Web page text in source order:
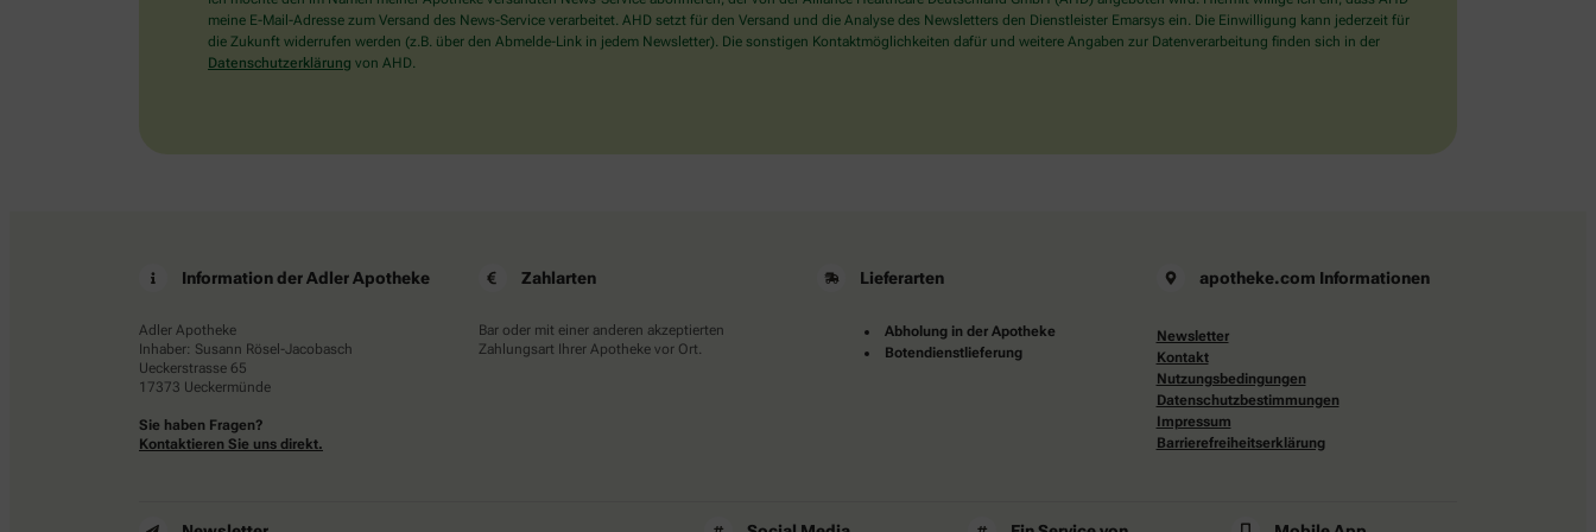
Dann
wählen
meine E-Mail-Adresse zum Versand des News-Service verarbeitet. AHD setzt für den Versand und die Analyse des Newsletters den Dienstleister Emarsys ein. Die Einwilligung kann jederzeit für
die Zukunft widerrufen werden (z.B. über den Abmelde-Link in jedem Newsletter). Die sonstigen Kontaktmöglichkeiten dafür und weitere Angaben zur Datenverarbeitung finden sich in der
Datenschutzerklärung von AHD.
Information der Adler Apotheke
Adler Apotheke
Inhaber: Susann Rösel-Jacobasch
Ueckerstrasse 65
17373 Ueckermünde
Sie haben Fragen?
Kontaktieren Sie uns direkt.
Zahlarten
Bar oder mit einer anderen akzeptierten
Zahlungsart Ihrer Apotheke vor Ort.
Lieferarten
Abholung in der Apotheke
Botendienstlieferung
apotheke.com Informationen
Newsletter
Kontakt
Nutzungsbedingungen
Datenschutzbestimmungen
Impressum
Barrierefreiheitserklärung